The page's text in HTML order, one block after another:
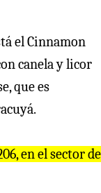
el Cinnamon
canela y licor
que es
en el sector de